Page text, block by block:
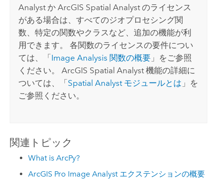
Analyst か ArcGIS Spatial Analyst のライセンス
がある場合は、すべてのジオプロセシング関
数、特定の関数やクラスなど、追加の機能が利
用できます。 各関数のライセンスの要件につい
ては、「Image Analysis 関数の概要 」をご参照
ください。 ArcGIS Spatial Analyst 機能の詳細に
ついては、「Spatial Analyst モジュールとは 」を
ご参照ください。
関連トピック
What is ArcPy?
ArcGIS Pro Image Analyst エクステンションの概要